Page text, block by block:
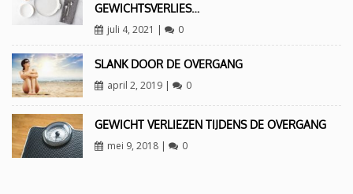
GEWICHTSVERLIES…
juli 4, 2021 | 0
SLANK DOOR DE OVERGANG
april 2, 2019| 0
GEWICHT VERLIEZEN TIJDENS DE OVERGANG
mei 9, 2018| 0